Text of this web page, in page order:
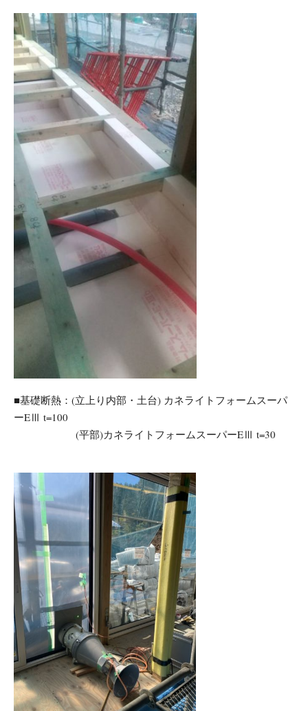
■基礎断熱：(立上り内部・土台) カネライトフォームスーパ
ーEⅢ t=100
(平部)カネライトフォームスーパーEⅢ t=30